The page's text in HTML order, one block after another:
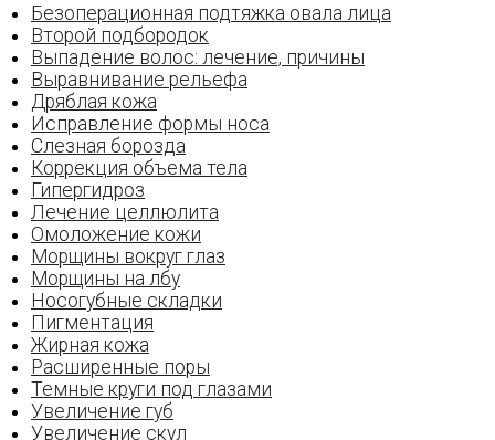
Безоперационная подтяжка овала лица
Второй подбородок
Выпадение волос: лечение‚ причины
Выравнивание рельефа
Дряблая кожа
Исправление формы носа
Слезная борозда
Коррекция объема тела
Гипергидроз
Лечение целлюлита
Омоложение кожи
Морщины вокруг глаз
Морщины на лбу
Носогубные складки
Пигментация
Жирная кожа
Расширенные поры
Темные круги под глазами
Увеличение губ
Увеличение скул